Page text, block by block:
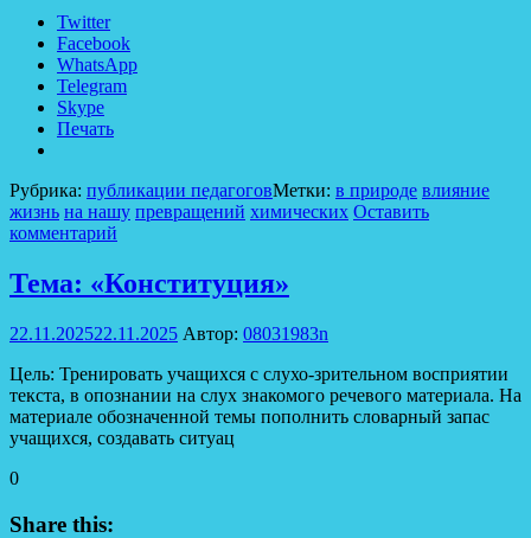
Twitter
Facebook
WhatsApp
Telegram
Skype
Печать
Рубрика: публикации педагоговМетки: в природе влияние
жизнь на нашу превращений химических Оставить
комментарий
Тема: «Конституция»
22.11.202522.11.2025 Автор: 08031983n
Цель: Тренировать учащихся с слухо-зрительном восприятии
текста, в опознании на слух знакомого речевого материала. На
материале обозначенной темы пополнить словарный запас
учащихся, создавать ситуац
0
Share this: